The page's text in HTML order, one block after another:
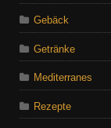
Gebäck
Getränke
Mediterranes
Rezepte